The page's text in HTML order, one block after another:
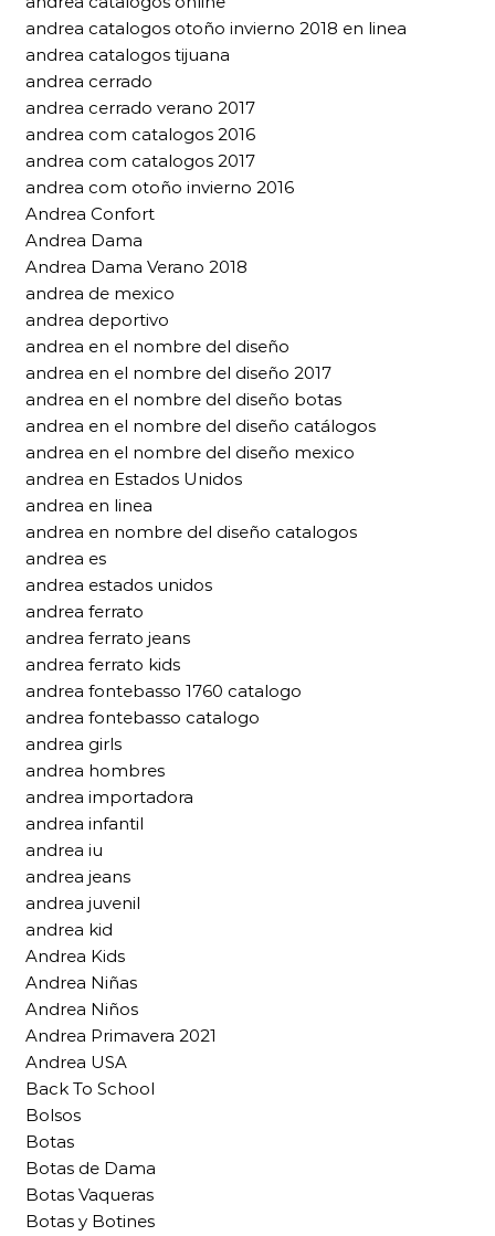
andrea catalogos otoño invierno 2018 en linea
andrea catalogos tijuana
andrea cerrado
andrea cerrado verano 2017
andrea com catalogos 2016
andrea com catalogos 2017
andrea com otoño invierno 2016
Andrea Confort
Andrea Dama
Andrea Dama Verano 2018
andrea de mexico
andrea deportivo
andrea en el nombre del diseño
andrea en el nombre del diseño 2017
andrea en el nombre del diseño botas
andrea en el nombre del diseño catálogos
andrea en el nombre del diseño mexico
andrea en Estados Unidos
andrea en linea
andrea en nombre del diseño catalogos
andrea es
andrea estados unidos
andrea ferrato
andrea ferrato jeans
andrea ferrato kids
andrea fontebasso 1760 catalogo
andrea fontebasso catalogo
andrea girls
andrea hombres
andrea importadora
andrea infantil
andrea iu
andrea jeans
andrea juvenil
andrea kid
Andrea Kids
Andrea Niñas
Andrea Niños
Andrea Primavera 2021
Andrea USA
Back To School
Bolsos
Botas
Botas de Dama
Botas Vaqueras
Botas y Botines